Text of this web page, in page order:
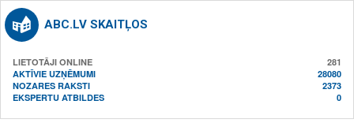
ABC.LV SKAITĻOS
LIETOTĀJI ONLINE
281
AKTĪVIE UZŅĒMUMI
28080
NOZARES RAKSTI
2373
EKSPERTU ATBILDES
0